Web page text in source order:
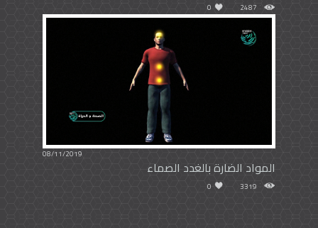
2487
0
08/11/2019
المواد الضارة بالغدد الصماء
3319
0